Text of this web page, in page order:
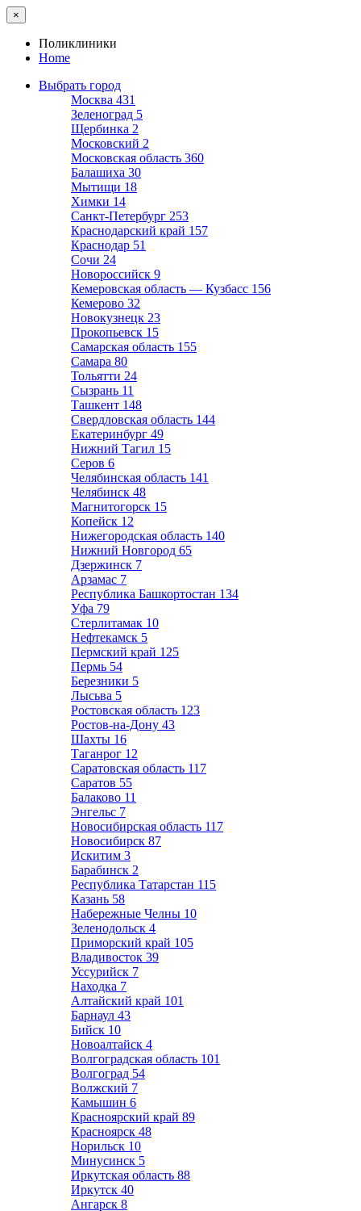
×
Поликлиники
Home
Выбрать город
Москва 431
Зеленоград 5
Щербинка 2
Московский 2
Московская область 360
Балашиха 30
Мытищи 18
Химки 14
Санкт-Петербург 253
Краснодарский край 157
Краснодар 51
Сочи 24
Новороссийск 9
Кемеровская область — Кузбасс 156
Кемерово 32
Новокузнецк 23
Прокопьевск 15
Самарская область 155
Самара 80
Тольятти 24
Сызрань 11
Ташкент 148
Свердловская область 144
Екатеринбург 49
Нижний Тагил 15
Серов 6
Челябинская область 141
Челябинск 48
Магнитогорск 15
Копейск 12
Нижегородская область 140
Нижний Новгород 65
Дзержинск 7
Арзамас 7
Республика Башкортостан 134
Уфа 79
Стерлитамак 10
Нефтекамск 5
Пермский край 125
Пермь 54
Березники 5
Лысьва 5
Ростовская область 123
Ростов-на-Дону 43
Шахты 16
Таганрог 12
Саратовская область 117
Саратов 55
Балаково 11
Энгельс 7
Новосибирская область 117
Новосибирск 87
Искитим 3
Барабинск 2
Республика Татарстан 115
Казань 58
Набережные Челны 10
Зеленодольск 4
Приморский край 105
Владивосток 39
Уссурийск 7
Находка 7
Алтайский край 101
Барнаул 43
Бийск 10
Новоалтайск 4
Волгоградская область 101
Волгоград 54
Волжский 7
Камышин 6
Красноярский край 89
Красноярск 48
Норильск 10
Минусинск 5
Иркутская область 88
Иркутск 40
Ангарск 8